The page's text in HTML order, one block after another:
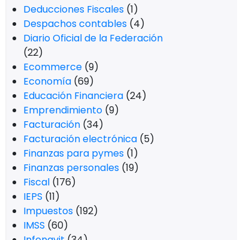
Deducciones Fiscales (1)
Despachos contables (4)
Diario Oficial de la Federación
(22)
Ecommerce (9)
Economía (69)
Educación Financiera (24)
Emprendimiento (9)
Facturación (34)
Facturación electrónica (5)
Finanzas para pymes (1)
Finanzas personales (19)
Fiscal (176)
IEPS (11)
Impuestos (192)
IMSS (60)